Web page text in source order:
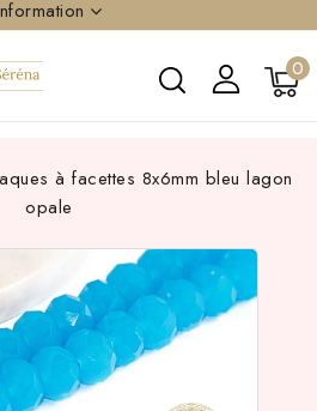
0
à facettes 8x6mm bleu lagon
opale